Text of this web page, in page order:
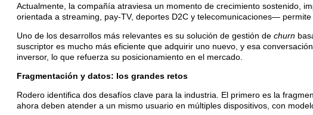
Actualmente, la compañía atraviesa un momento de crecimiento sostenido,
orientada a streaming, pay-TV, deportes D2C y telecomunicaciones—
Uno de los desarrollos más relevantes es su solución de gestión de churn
suscriptor es mucho más eficiente que adquirir uno nuevo, y esa
inversor, lo que refuerza su posicionamiento en el mercado.
Fragmentación y datos: los grandes retos
Rodero identifica dos desafíos clave para la industria. El primero es la
ahora deben atender a un mismo usuario en múltiples dispositivos, con